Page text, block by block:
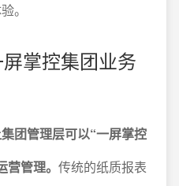
。
掌控集团业务
团管理层可以“一屏掌控
管理。 传统的纸质报表